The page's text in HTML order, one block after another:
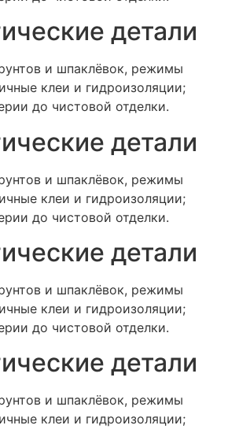
детали
и шпаклёвок, режимы
клеи и гидроизоляции;
до чистовой отделки.
детали
и шпаклёвок, режимы
клеи и гидроизоляции;
до чистовой отделки.
детали
и шпаклёвок, режимы
клеи и гидроизоляции;
до чистовой отделки.
детали
и шпаклёвок, режимы
клеи и гидроизоляции;